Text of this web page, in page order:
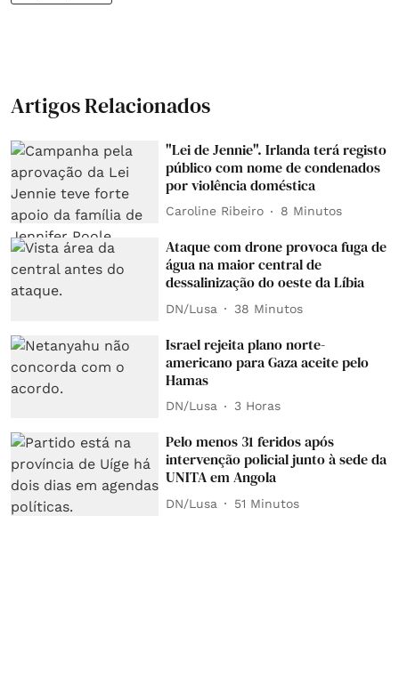
Artigos Relacionados
"Lei de Jennie". Irlanda terá registo
público com nome de condenados
por violência doméstica
Caroline Ribeiro 8 Minutos
Ataque com drone provoca fuga de
água na maior central de
dessalinização do oeste da Líbia
DN/Lusa 38 Minutos
Israel rejeita plano norte-
americano para Gaza aceite pelo
Hamas
DN/Lusa 3 Horas
Pelo menos 31 feridos após
intervenção policial junto à sede da
UNITA em Angola
DN/Lusa 51 Minutos